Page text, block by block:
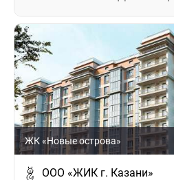
ЖК «Новые острова»
ООО «ЖИК г. Казани»